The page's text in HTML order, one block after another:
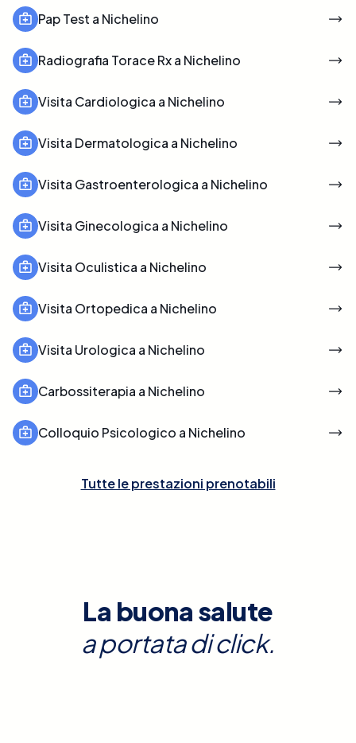
Pap Test a Nichelino
Radiografia Torace Rx a Nichelino
Visita Cardiologica a Nichelino
Visita Dermatologica a Nichelino
Visita Gastroenterologica a Nichelino
Visita Ginecologica a Nichelino
Visita Oculistica a Nichelino
Visita Ortopedica a Nichelino
Visita Urologica a Nichelino
Carbossiterapia a Nichelino
Colloquio Psicologico a Nichelino
Tutte le prestazioni prenotabili
La buona salute
a portata di click.